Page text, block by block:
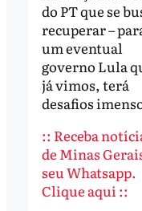
do PT que se
recuperar –
um eventual
governo Lula
já vimos, terá
desafios
:: Receba
de Minas
seu Whatsapp.
Clique aqui ::